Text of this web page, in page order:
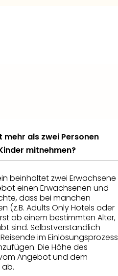
mehr als zwei Personen
mitnehmen?
beinhaltet zwei Erwachsene
einen Erwachsenen und
dass bei manchen
(z.B. Adults Only Hotels oder
ab einem bestimmten Alter,
sind. Selbstverständlich
im Einlösungsprozess
Die Höhe des
Angebot und dem